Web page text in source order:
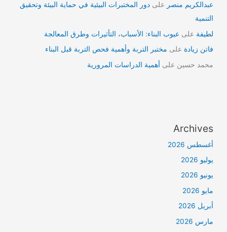
عبدالكريم منصر علىدور المختبرات البيئية في حماية البيئة وتحقيق
التنمية
لطيفة على عيوب البناء: الأسباب، التأثيرات وطرق المعالجة
فاتن زيادة على مختبر التربة وأهمية فحص التربة قبل البناء
محمد حسين على أهمية الدراسات المرورية
Archives
أغسطس 2026
يوليو 2026
يونيو 2026
مايو 2026
أبريل 2026
مارس 2026